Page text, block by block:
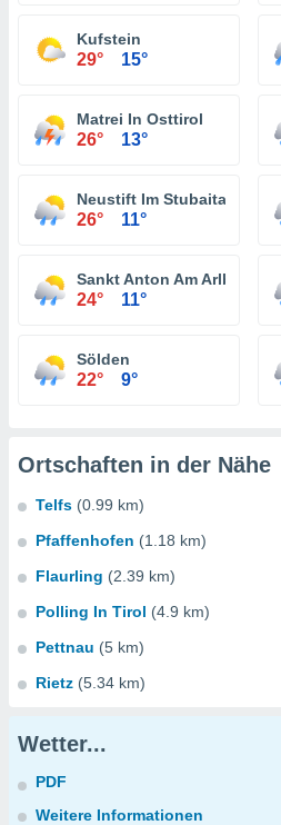
Kufstein
29° 15°
Matrei In Osttirol
26° 13°
Neustift Im Stubaital
26° 11°
Sankt Anton Am Arlberg
24° 11°
Sölden
22° 9°
Ortschaften in der Nähe
Telfs (0.99 km)
Pfaffenhofen (1.18 km)
Flaurling (2.39 km)
Polling In Tirol (4.9 km)
Pettnau (5 km)
Rietz (5.34 km)
Wetter...
PDF
Weitere Informationen